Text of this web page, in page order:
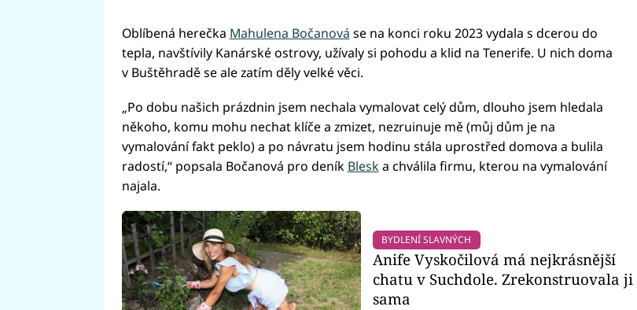
Oblíbená herečka Mahulena Bočanová se na konci roku 2023 vydala s dcerou do
tepla, navštívily Kanárské ostrovy, užívaly si pohodu a klid na Tenerife. U nich doma
v Buštěhradě se ale zatím děly velké věci.
„Po dobu našich prázdnin jsem nechala vymalovat celý dům, dlouho jsem hledala
někoho, komu mohu nechat klíče a zmizet, nezruinuje mě (můj dům je na
vymalování fakt peklo) a po návratu jsem hodinu stála uprostřed domova a bulila
radostí,“ popsala Bočanová pro deník Blesk a chválila firmu, kterou na vymalování
najala.
BYDLENÍ SLAVNÝCH
Anife Vyskočilová má nejkrásnější
chatu v Suchdole. Zrekonstruovala ji
sama